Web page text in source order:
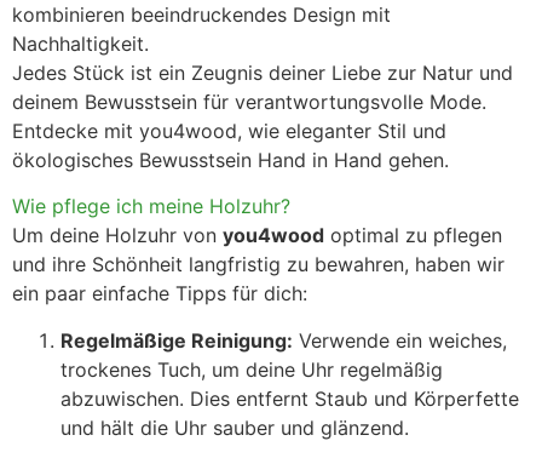
kombinieren beeindruckendes Design mit
Nachhaltigkeit.
Jedes Stück ist ein Zeugnis deiner Liebe zur Natur und
deinem Bewusstsein für verantwortungsvolle Mode.
Entdecke mit you4wood, wie eleganter Stil und
ökologisches Bewusstsein Hand in Hand gehen.
Wie pflege ich meine Holzuhr?
Um deine Holzuhr von you4wood optimal zu pflegen
und ihre Schönheit langfristig zu bewahren, haben wir
ein paar einfache Tipps für dich:
Regelmäßige Reinigung: Verwende ein weiches,
trockenes Tuch, um deine Uhr regelmäßig
abzuwischen. Dies entfernt Staub und Körperfette
und hält die Uhr sauber und glänzend.